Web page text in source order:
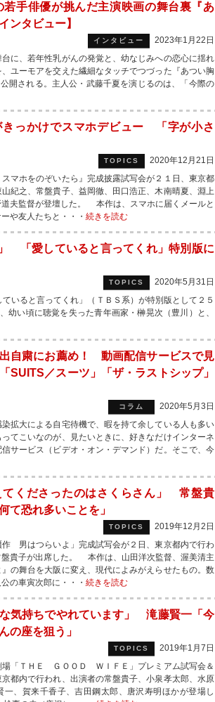
若手俳優が挑んだ主演映画の舞台裏『あ
ンタビュー】
インタビュー
2023年1月22日
に、若年性乳がんの発覚と、幼なじみへの恋心に揺れ
ユーモアを交えた繊細なタッチでつづった『あつい胸
開される。主人公・武藤千夏を演じるのは、「今際の
きっかけでスマホデビュー 「字が小さ
TOPICS
2020年12月21日
マホをのぞいたら』完成披露試写会が２１日、東京都
紀之、常盤貴子、益岡徹、田口浩正、木南晴夏、淵上
夫監督が登壇した。 本作は、スマホに届くメールと
や友人たちと・・・ 続きを読む
「愛していると言ってくれ」特別版に
TOPICS
2020年5月31日
いると言ってくれ」（ＴＢＳ系）が特別版として２５
い頃に聴覚を失った青年画家・榊晃次（豊川）と、
出自粛にお薦め！ 動画配信サービスで見
SUITS／スーツ」「ザ・ラストシップ」
コラム
2020年5月3日
拡大による自宅待機で、暇を持て余している人も多い
てこいなのが、見たいときに、好きなだけインターネ
サービス（ビデオ・オン・デマンド）だ。そこで、今
てくださったのはさくらさん」 常盤貴
て恐れ多いことを」
TOPICS
2019年12月2日
男はつらいよ」完成試写会が２日、東京都内で行わ
盤貴子が出席した。 本作は、山田洋次監督、渥美清主
の舞台を大阪に変え、現代によみがえらせたもの。数
の車寅次郎に・・・ 続きを読む
気持ちでやれています」 滝藤賢一「今
の座を狙う」
TOPICS
2019年1月7日
「ＴＨＥ ＧＯＯＤ ＷＩＦＥ」プレミアム試写会＆
都内で行われ、出演者の常盤貴子、小泉孝太郎、水原
一、賀来千香子、吉田鋼太郎、唐沢寿明ほかが登場し